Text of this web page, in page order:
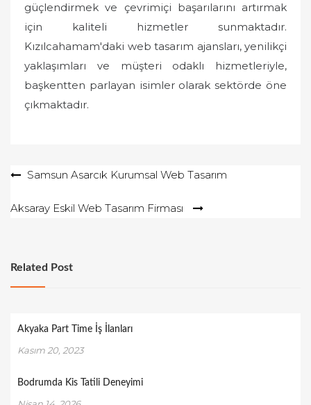
güçlendirmek ve çevrimiçi başarılarını artırmak
için kaliteli hizmetler sunmaktadır.
Kızılcahamam'daki web tasarım ajansları, yenilikçi
yaklaşımları ve müşteri odaklı hizmetleriyle,
başkentten parlayan isimler olarak sektörde öne
çıkmaktadır.
YazıSamsun Asarcık Kurumsal Web Tasarım
Aksaray Eskil Web Tasarım Firması
Related Post
Akyaka Part Time İş İlanları
Kasım 20, 2023
Bodrumda Kis Tatili Deneyimi